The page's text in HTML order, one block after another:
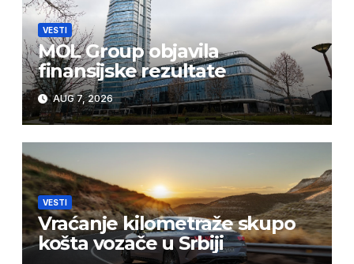
VESTI
MOL Group objavila
finansijske rezultate
AUG 7, 2026
VESTI
Vraćanje kilometraže skupo
košta vozače u Srbiji